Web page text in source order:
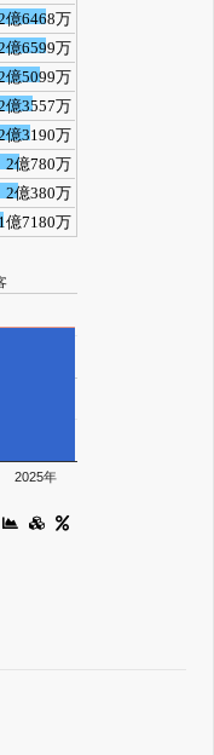
億6468万
億6599万
億5099万
億3557万
億3190万
2億780万
2億380万
1億7180万
2025年